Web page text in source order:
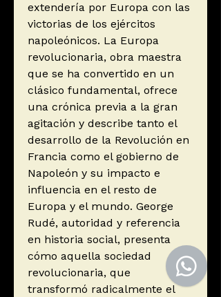
extendería por Europa con las
victorias de los ejércitos
napoleónicos. La Europa
revolucionaria, obra maestra
que se ha convertido en un
clásico fundamental, ofrece
una crónica previa a la gran
agitación y describe tanto el
desarrollo de la Revolución en
Francia como el gobierno de
Napoleón y su impacto e
influencia en el resto de
Europa y el mundo. George
Rudé, autoridad y referencia
en historia social, presenta
cómo aquella sociedad
revolucionaria, que
transformó radicalmente el